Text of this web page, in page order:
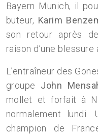
Bayern Munich, il
buteur, Karim
son retour après
raison d’une blessure
L’entraîneur des
groupe John
mollet et forfait à
normalement lundi.
champion de